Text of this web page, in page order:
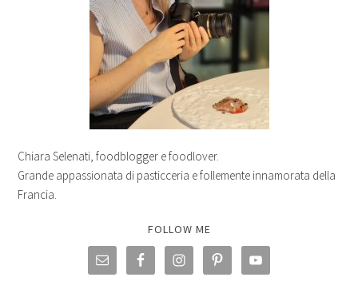
Chiara Selenati, foodblogger e foodlover.
Grande appassionata di pasticceria e follemente innamorata della
Francia.
FOLLOW ME